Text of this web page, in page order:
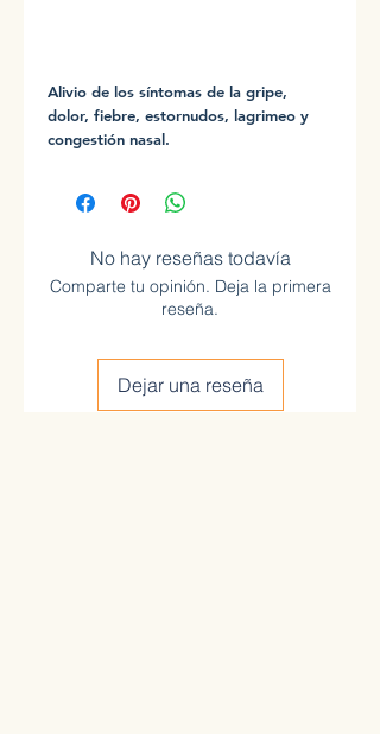
Alivio de los síntomas de la gripe,
dolor, fiebre, estornudos, lagrimeo y
congestión nasal.
No hay reseñas todavía
Comparte tu opinión. Deja la primera
reseña.
Dejar una reseña